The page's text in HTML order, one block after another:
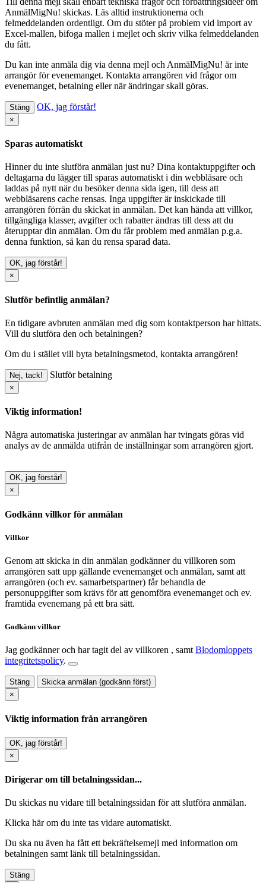
AnmälMigNu! skickas. Läs alltid instruktionerna och
felmeddelanden ordentligt. Om du stöter på problem vid import av
Excel-mallen, bifoga mallen i mejlet och skriv vilka felmeddelanden
du fått.
Du kan inte anmäla dig via denna mejl och AnmälMigNu! är inte
arrangör för evenemanget. Kontakta arrangören vid frågor om
evenemanget, betalning eller när ändringar skall göras.
Stäng OK, jag förstår!
×
Sparas automatiskt
Hinner du inte slutföra anmälan just nu? Dina kontaktuppgifter och
deltagarna du lägger till sparas automatiskt i din webbläsare och
laddas på nytt när du besöker denna sida igen, till dess att
webbläsarens cache rensas. Inga uppgifter är inskickade till
arrangören förrän du skickat in anmälan. Det kan hända att villkor,
tillgängliga klasser, avgifter och rabatter ändras till dess att du
återupptar din anmälan. Om du får problem med anmälan p.g.a.
denna funktion, så kan du rensa sparad data.
OK, jag förstår!
×
Slutför befintlig anmälan?
En tidigare avbruten anmälan med dig som kontaktperson har hittats.
Vill du slutföra den och betalningen?
Om du i stället vill byta betalningsmetod, kontakta arrangören!
Nej, tack! Slutför betalning
×
Viktig information!
Några automatiska justeringar av anmälan har tvingats göras vid
analys av de anmälda utifrån de inställningar som arrangören gjort.
OK, jag förstår!
×
Godkänn villkor för anmälan
Villkor
Genom att skicka in din anmälan godkänner du villkoren som
arrangören satt upp gällande evenemanget och anmälan, samt att
arrangören (och ev. samarbetspartner) får behandla de
personuppgifter som krävs för att genomföra evenemanget och ev.
framtida evenemang på ett bra sätt.
Godkänn villkor
Jag godkänner och har tagit del av villkoren , samt Blodomloppets
integritetspolicy.
Stäng
Skicka anmälan (godkänn först)
×
Viktig information från arrangören
OK, jag förstår!
×
Dirigerar om till betalningssidan...
Du skickas nu vidare till betalningssidan för att slutföra anmälan.
Klicka härom du inte tas vidare automatiskt.
Du ska nu även ha fått ett bekräftelsemejl med information om
betalningen samt länk till betalningssidan.
Stäng